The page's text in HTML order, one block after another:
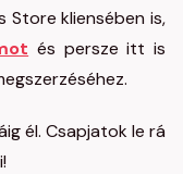
Store kliensében is,
és persze itt is
él. Csapjatok le rá